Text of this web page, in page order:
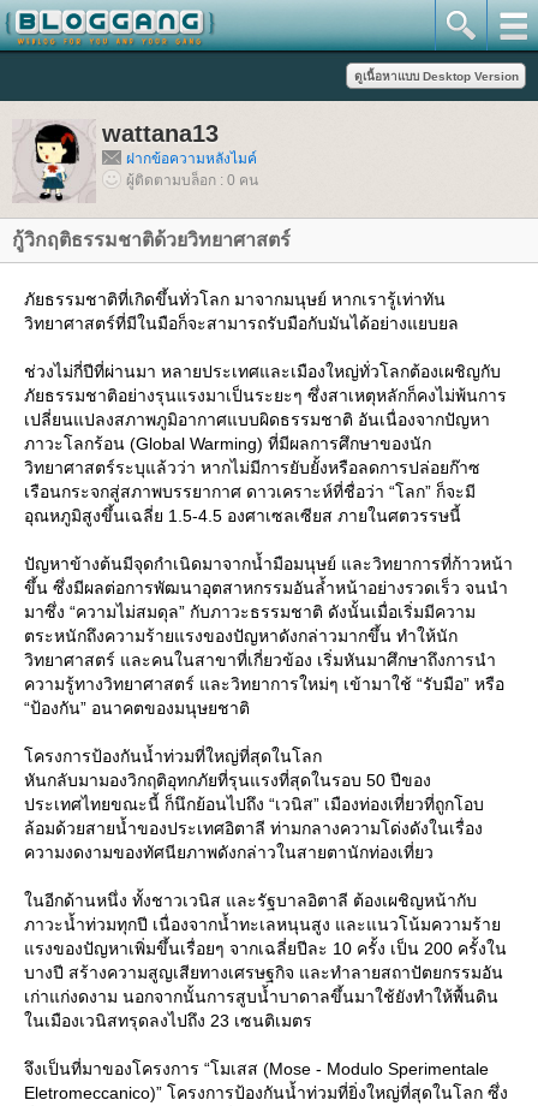
wattana13
ฝากข้อความหลังไมค์
ผู้ติดตามบล็อก : 0 คน
กู้วิกฤติธรรมชาติด้วยวิทยาศาสตร์
ภัยธรรมชาติที่เกิดขึ้นทั่วโลก มาจากมนุษย์ หากเรารู้เท่าทัน
วิทยาศาสตร์ที่มีในมือก็จะสามารถรับมือกับมันได้อย่างแยบยล
ช่วงไม่กี่ปีที่ผ่านมา หลายประเทศและเมืองใหญ่ทั่วโลกต้องเผชิญกับ
ภัยธรรมชาติอย่างรุนแรงมาเป็นระยะๆ ซึ่งสาเหตุหลักก็คงไม่พ้นการ
เปลี่ยนแปลงสภาพภูมิอากาศแบบผิดธรรมชาติ อันเนื่องจากปัญหา
ภาวะโลกร้อน (Global Warming) ที่มีผลการศึกษาของนัก
วิทยาศาสตร์ระบุแล้วว่า หากไม่มีการยับยั้งหรือลดการปล่อยก๊าซ
เรือนกระจกสู่สภาพบรรยากาศ ดาวเคราะห์ที่ชื่อว่า “โลก” ก็จะมี
อุณหภูมิสูงขึ้นเฉลี่ย 1.5-4.5 องศาเซลเซียส ภายในศตวรรษนี้
ปัญหาข้างต้นมีจุดกำเนิดมาจากน้ำมือมนุษย์ และวิทยาการที่ก้าวหน้า
ขึ้น ซึ่งมีผลต่อการพัฒนาอุตสาหกรรมอันล้ำหน้าอย่างรวดเร็ว จนนำ
มาซึ่ง “ความไม่สมดุล” กับภาวะธรรมชาติ ดังนั้นเมื่อเริ่มมีความ
ตระหนักถึงความร้ายแรงของปัญหาดังกล่าวมากขึ้น ทำให้นัก
วิทยาศาสตร์ และคนในสาขาที่เกี่ยวข้อง เริ่มหันมาศึกษาถึงการนำ
ความรู้ทางวิทยาศาสตร์ และวิทยาการใหม่ๆ เข้ามาใช้ “รับมือ” หรือ
“ป้องกัน” อนาคตของมนุษยชาติ
ครงการป้องกันน้ำท่วมที่ใหญ่ที่สุดในโลก
หันกลับมามองวิกฤติอุทกภัยที่รุนแรงที่สุดในรอบ 50 ปีของ
ประเทศไทยขณะนี้ ก็นึกย้อนไปถึง “เวนิส” เมืองท่องเที่ยวที่ถูกโอบ
ล้อมด้วยสายน้ำของประเทศอิตาลี ท่ามกลางความโด่งดังในเรื่อง
ความงดงามของทัศนียภาพดังกล่าวในสายตานักท่องเที่ยว
นอีกด้านหนึ่ง ทั้งชาวเวนิส และรัฐบาลอิตาลี ต้องเผชิญหน้ากับ
ภาวะน้ำท่วมทุกปี เนื่องจากน้ำทะเลหนุนสูง และแนวโน้มความร้า
รงของปัญหาเพิ่มขึ้นเรื่อยๆ จากเฉลี่ยปีละ 10 ครั้ง เป็น 200 ครั้งใน
บางปี สร้างความสูญเสียทางเศรษฐกิจ และทำลายสถาปัตยกรรมอัน
เก่าแก่งดงาม นอกจากนั้นการสูบน้ำบาดาลขึ้นมาใช้ยังทำให้พื้นดิน
นเมืองเวนิสทรุดลงไปถึง 23 เซนติเมตร
จึงเป็นที่มาของโครงการ “โมเสส (Mose - Modulo Sperimentale
Eletromeccanico)” โครงการป้องกันน้ำท่วมที่ยิ่งใหญ่ที่สุดในโลก ซึ่ง